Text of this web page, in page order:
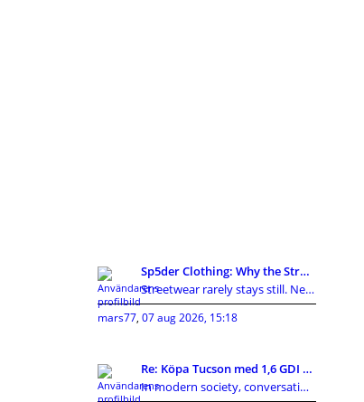
Sp5der Clothing: Why the Streetwear Brand Keeps Ge
Streetwear rarely stays still. New labels appear,
mars77, 07 aug 2026, 15:18
Re: Köpa Tucson med 1,6 GDI eller 1,7CRDI?
In modern society, conversations around privacy, p